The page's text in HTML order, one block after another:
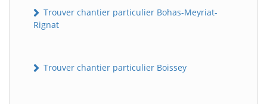
Trouver chantier particulier Bohas-Meyriat-
Rignat
Trouver chantier particulier Boissey